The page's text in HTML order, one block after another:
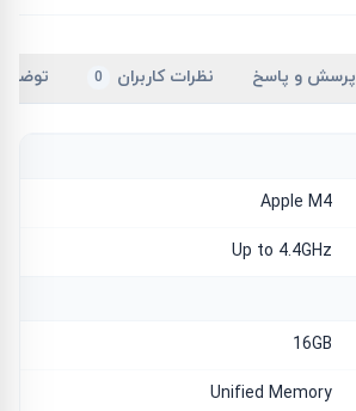
پرسش و پاسخ نظرات کاربران 0
Apple M4
Up to 4.4GHz
16GB
Unified Memory